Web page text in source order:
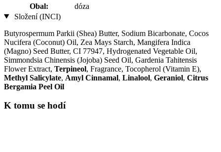
Obal:
dóza
Složení (INCI)
Butyrospermum Parkii (Shea) Butter, Sodium Bicarbonate, Cocos
Nucifera (Coconut) Oil, Zea Mays Starch, Mangifera Indica
(Magno) Seed Butter, CI 77947, Hydrogenated Vegetable Oil,
Simmondsia Chinensis (Jojoba) Seed Oil, Gardenia Tahitensis
Flower Extract, Terpineol, Fragrance, Tocopherol (Vitamin E),
Methyl Salicylate, Amyl Cinnamal, Linalool, Geraniol, Citrus
Bergamia Peel Oil
K tomu se hodí